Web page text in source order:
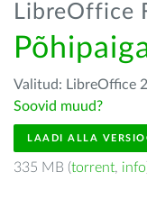
LibreOffice
Valitud: LibreOffice
Soovid muud?
LAADI ALLA
335 MB (torrent, info